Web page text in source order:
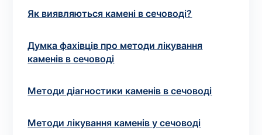
Як виявляються камені в сечоводі?
Думка фахівців про методи лікування
каменів в сечоводі
Методи діагностики каменів в сечоводі
Методи лікування каменів у сечоводі
Оформити замовлення
Якщо ви не знаєте, які аналізи вам необхідні,